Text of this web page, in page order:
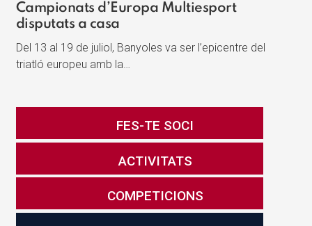
Campionats d’Europa Multiesport
disputats a casa
Del 13 al 19 de juliol, Banyoles va ser l’epicentre del
triatló europeu amb la…
FES-TE SOCI
ACTIVITATS
COMPETICIONS